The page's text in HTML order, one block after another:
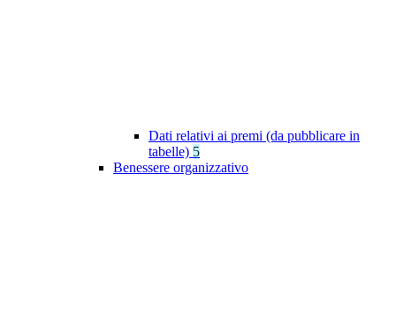
Dati relativi ai premi (da pubblicare in
tabelle) 5
Benessere organizzativo